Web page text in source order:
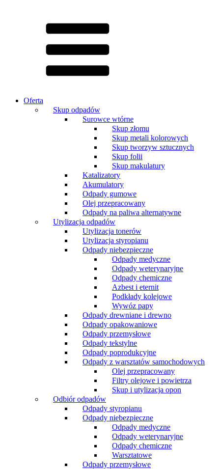
Oferta
Skup odpadów
Surowce wtórne
Skup złomu
Skup metali kolorowych
Skup tworzyw sztucznych
Skup folii
Skup makulatury
Katalizatory
Akumulatory
Odpady gumowe
Olej przepracowany
Odpady na paliwa alternatywne
Utylizacja odpadów
Utylizacja tonerów
Utylizacja styropianu
Odpady niebezpieczne
Odpady medyczne
Odpady weterynaryjne
Odpady chemiczne
Azbest i eternit
Podkłady kolejowe
Wywóz papy
Odpady drewniane i drewno
Odpady opakowaniowe
Odpady przemysłowe
Odpady tekstylne
Odpady poprodukcyjne
Odpady z warsztatów samochodowych
Olej przepracowany
Filtry olejowe i powietrza
Skup i utylizacja opon
Odbiór odpadów
Odpady styropianu
Odpady niebezpieczne
Odpady medyczne
Odpady weterynaryjne
Odpady chemiczne
Warsztatowe
Odpady przemysłowe